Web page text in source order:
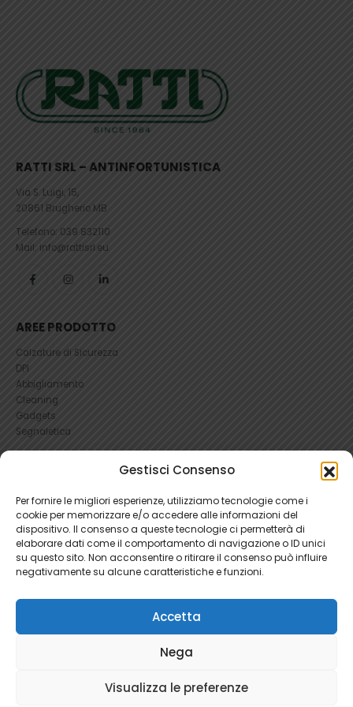
Gestisci Consenso
Per fornire le migliori esperienze, utilizziamo tecnologie come i
cookie per memorizzare e/o accedere alle informazioni del
dispositivo. Il consenso a queste tecnologie ci permetterà di
elaborare dati come il comportamento di navigazione o ID unici
su questo sito. Non acconsentire o ritirare il consenso può influire
negativamente su alcune caratteristiche e funzioni.
Accetta
Nega
Visualizza le preferenze
RATTI SRL – ANTINFORTUNISTICA
Via S. Luigi, 15,
20861 Brugherio MB
Telefono: 039 832110
Mail: info@rattisrl.eu
AREE PRODOTTO
Calzature di Sicurezza
DPI
Abbigliamento
Cleaning
Gadgets
Segnaletica
RICHIEDI UN RESO
Condizioni e Resi
FAQ Antinfortunistica
Richiesta Reso
CookieePrivacy